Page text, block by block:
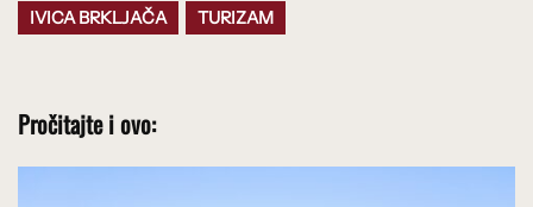
IVICA BRKLJAČA TURIZAM
Pročitajte i ovo: